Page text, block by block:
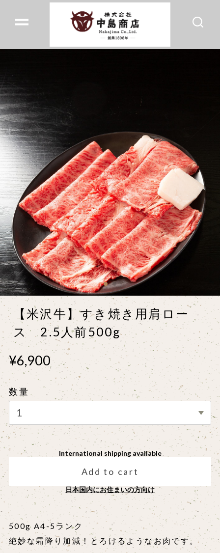
【米沢牛】すき焼き用肩ロー
ス 2.5人前500g
¥6,900
数量
International shipping available
Add to cart
日本国内にお住まいの方向け
500g A4-5ランク
絶妙な霜降り加減！とろけるようなお肉です。